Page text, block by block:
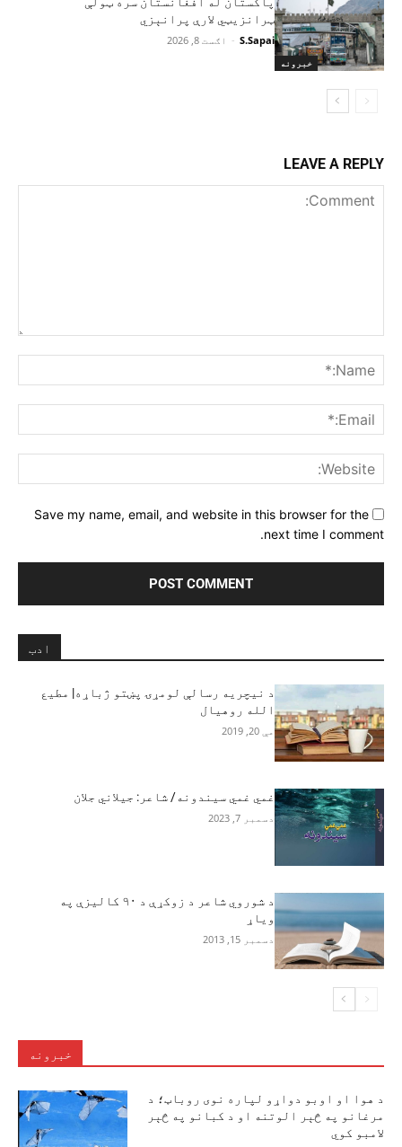
خبرونه
ټرانزیټي لارې پرانېزي
S.Sapai
- اګست 8, 2026
LEAVE A REPLY
Save my name, email, and website in this browser for the
next time I comment.
ادب
د نيچريه رسالې لومړۍ پښتو ژباړه| مطیع
الله روهیال
مې 20, 2019
غمي غمي سیندونه/ شاعر: جیلاني جلان
دسمبر 7, 2023
د شوروي شاعر د زوکړې د ۹۰ کالیزې په
ویاړ
دسمبر 15, 2013
خبرونه
د هوا او اوبو دواړو لپاره نوی روباټ؛ د
مرغانو په څېر الوتنه او د کبانو په څېر
لامبو کوي